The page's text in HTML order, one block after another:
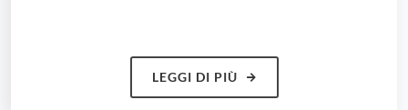
LEGGI DI PIÙ